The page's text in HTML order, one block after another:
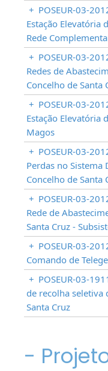
+ POSEUR-03-
Estação Elevatória
Rede
+ POSEUR-03-
Redes de
Concelho de Santa
+ POSEUR-03-
Estação Elevatória
Magos
+ POSEUR-03-
Perdas no
Concelho de Santa
+ POSEUR-03-
Rede de
Santa Cruz -
+ POSEUR-03-
Comando de
+ POSEUR-03-
de recolha seletiva
Santa Cruz
-